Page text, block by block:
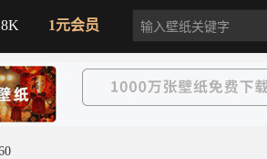
8K 1元会员